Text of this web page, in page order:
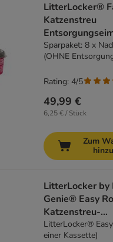
LitterLocker®
Katzenstreu
Sparpaket: 8 x
(OHNE
49,99 €
6,25 € / Stück
Rating: 4/5
Zum
LitterLocker by
Genie® Easy
Katzenstreu-
LitterLocker®
einer Kassette)